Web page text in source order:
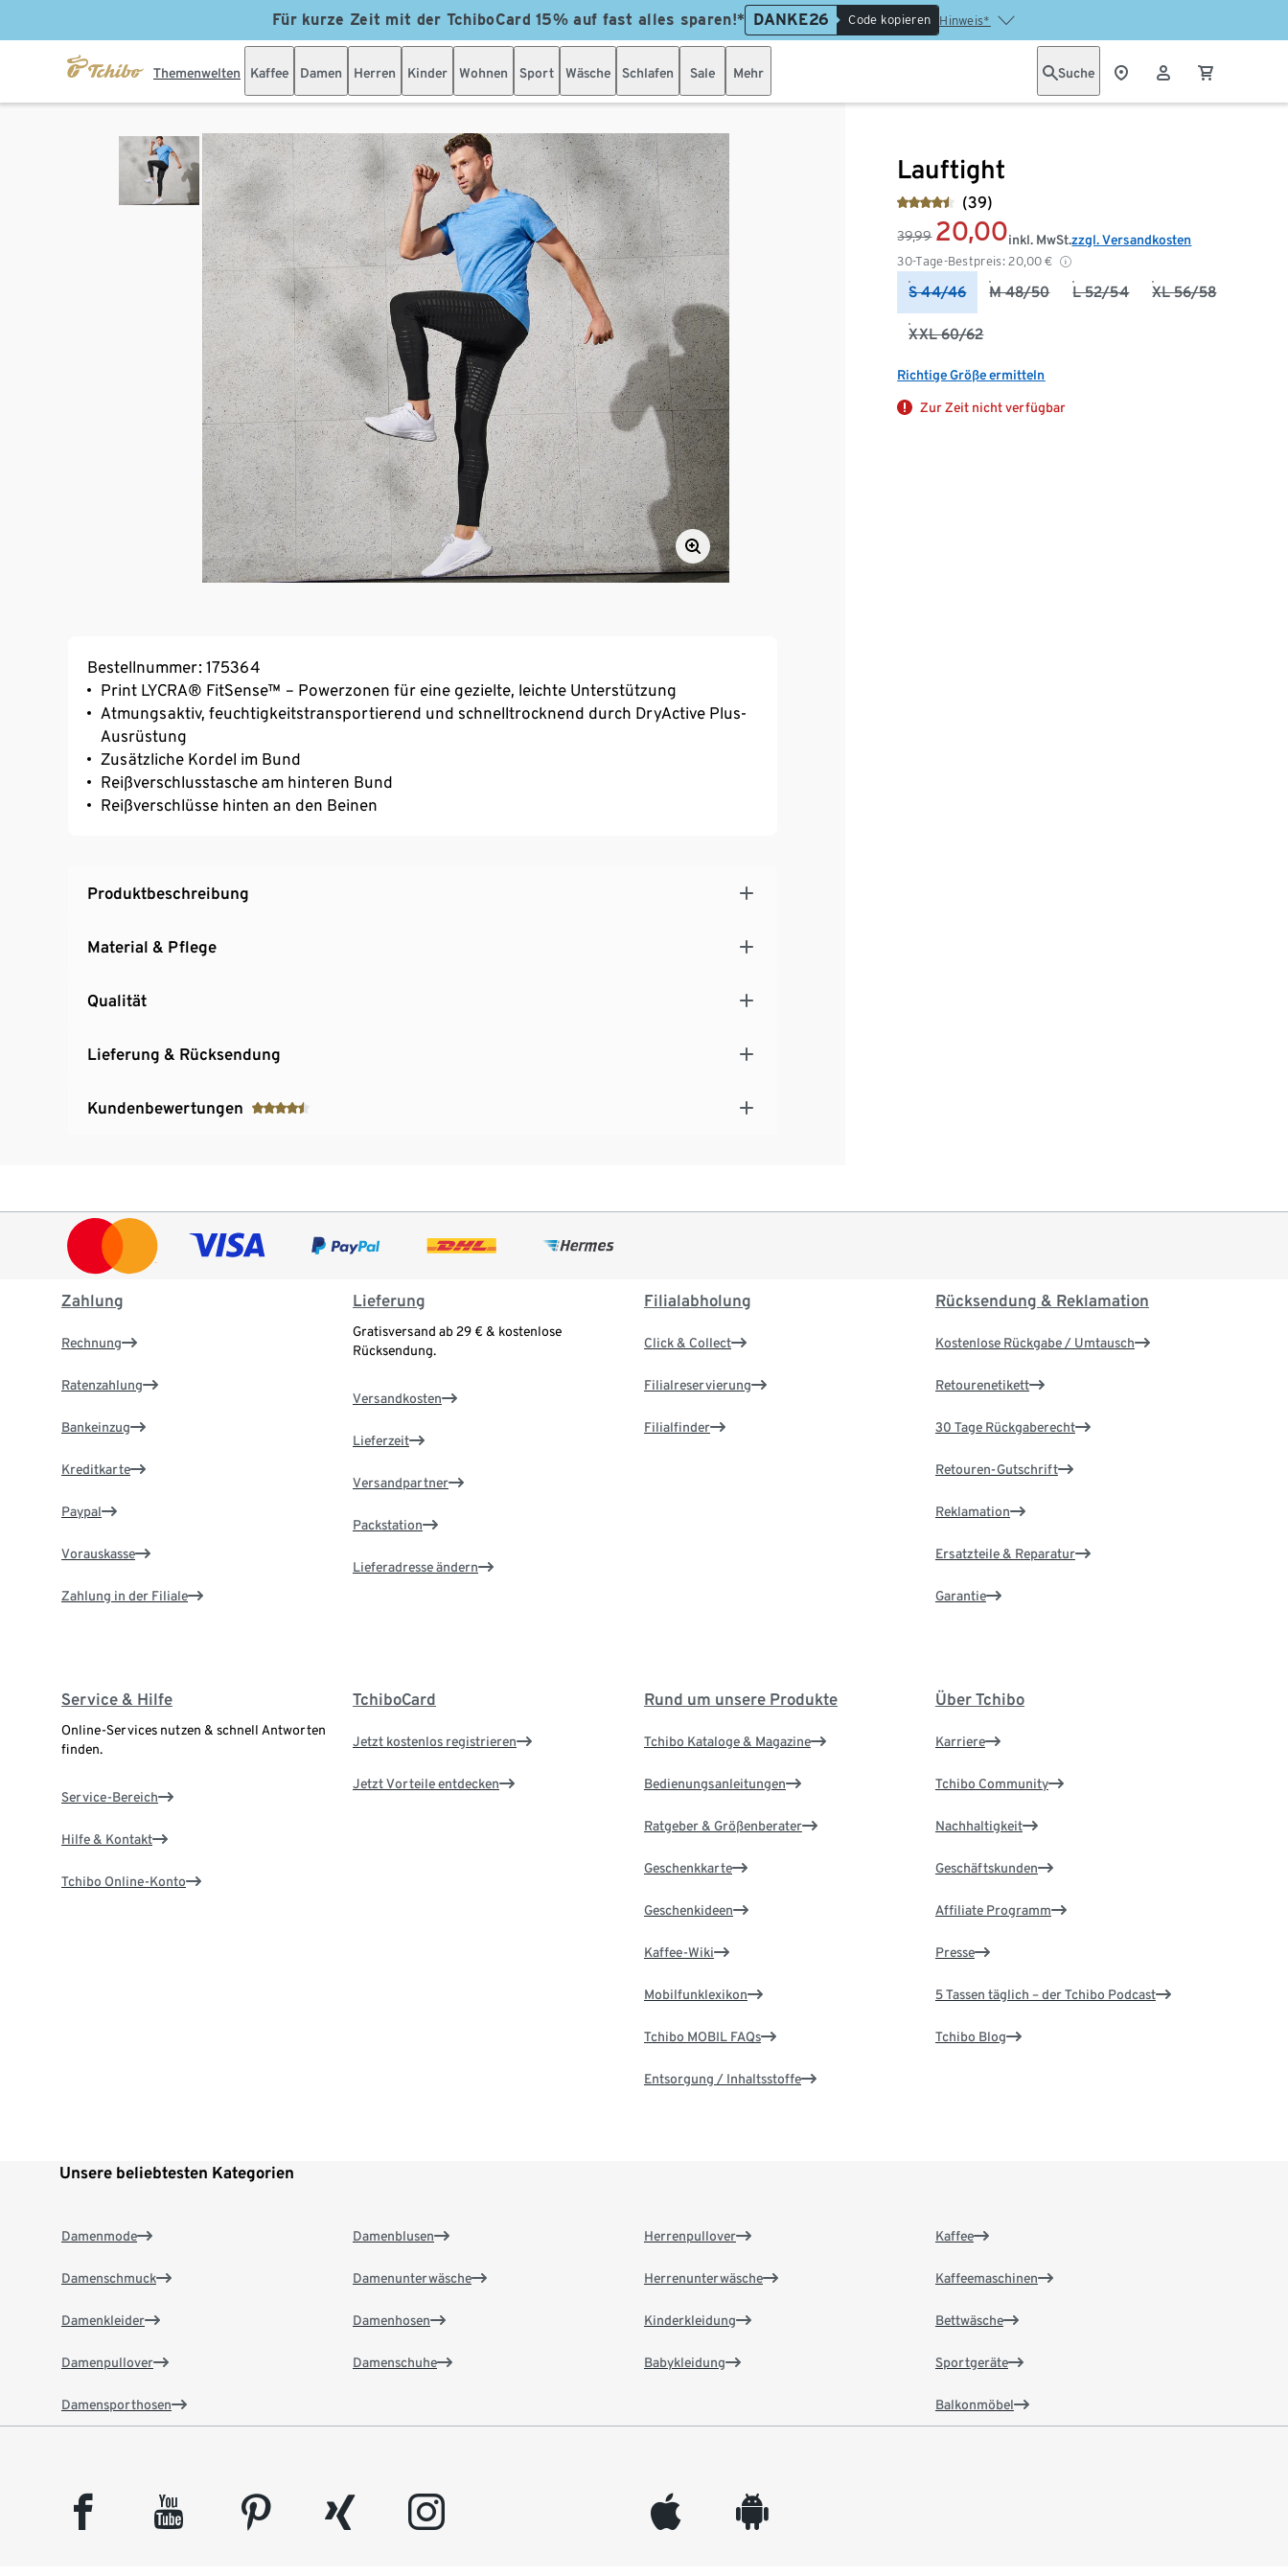
Für kurze Zeit mit der TchiboCard 15% auf fast alles sparen!* DANKE26 Code kopieren Hinweis*
Themenwelten Kaffee Damen Herren Kinder Wohnen Sport Wäsche Schlafen Sale Mehr Suche
Lauftight
(39)
39,99 20,00
30-Tage-Bestpreis: 20,00 €
inkl. MwSt.zzgl. Versandkosten
S 44/46 M 48/50 L 52/54 XL 56/58
XXL 60/62
Richtige Größe ermitteln
Zur Zeit nicht verfügbar
Bestellnummer: 175364
Print LYCRA® FitSense™ – Powerzonen für eine gezielte, leichte Unterstützung
Atmungsaktiv, feuchtigkeitstransportierend und schnelltrocknend durch DryActive Plus-
Ausrüstung
Zusätzliche Kordel im Bund
Reißverschlusstasche am hinteren Bund
Reißverschlüsse hinten an den Beinen
Produktbeschreibung
Material & Pflege
Qualität
Lieferung & Rücksendung
Kundenbewertungen
Zahlung
Rechnung
Ratenzahlung
Bankeinzug
Kreditkarte
Paypal
Vorauskasse
Zahlung in der Filiale
Lieferung
Gratisversand ab 29 € & kostenlose
Rücksendung.
Versandkosten
Lieferzeit
Versandpartner
Packstation
Lieferadresse ändern
Filialabholung
Click & Collect
Filialreservierung
Filialfinder
Rücksendung & Reklamation
Kostenlose Rückgabe / Umtausch
Retourenetikett
30 Tage Rückgaberecht
Retouren-Gutschrift
Reklamation
Ersatzteile & Reparatur
Garantie
Service & Hilfe
Online-Services nutzen & schnell Antworten
finden.
Service-Bereich
Hilfe & Kontakt
Tchibo Online-Konto
TchiboCard
Jetzt kostenlos registrieren
Jetzt Vorteile entdecken
Rund um unsere Produkte
Tchibo Kataloge & Magazine
Bedienungsanleitungen
Ratgeber & Größenberater
Geschenkkarte
Geschenkideen
Kaffee-Wiki
Mobilfunklexikon
Tchibo MOBIL FAQs
Entsorgung / Inhaltsstoffe
Über Tchibo
Karriere
Tchibo Community
Nachhaltigkeit
Geschäftskunden
Affiliate Programm
Presse
5 Tassen täglich – der Tchibo Podcast
Tchibo Blog
Unsere beliebtesten Kategorien
Damenmode
Damenschmuck
Damenkleider
Damenpullover
Damensporthosen
Damenblusen
Damenunterwäsche
Damenhosen
Damenschuhe
Herrenpullover
Herrenunterwäsche
Kinderkleidung
Babykleidung
Kaffee
Kaffeemaschinen
Bettwäsche
Sportgeräte
Balkonmöbel
facebook youtube pinterest xing instagram appleinc android